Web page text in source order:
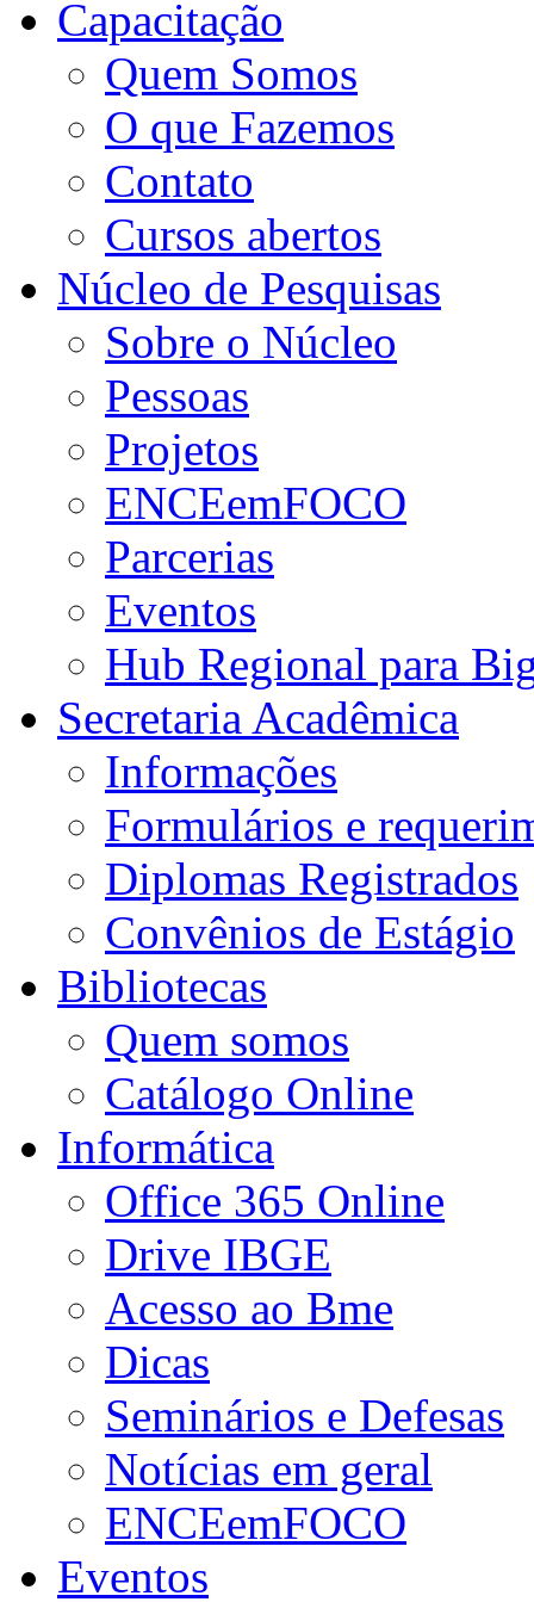
Capacitação
Quem Somos
O que Fazemos
Contato
Cursos abertos
Núcleo de Pesquisas
Sobre o Núcleo
Pessoas
Projetos
ENCEemFOCO
Parcerias
Eventos
Hub Regional para
Secretaria Acadêmica
Informações
Formulários e
Diplomas Registrados
Convênios de Estágio
Bibliotecas
Quem somos
Catálogo Online
Informática
Office 365 Online
Drive IBGE
Acesso ao Bme
Dicas
Seminários e Defesas
Notícias em geral
ENCEemFOCO
Eventos